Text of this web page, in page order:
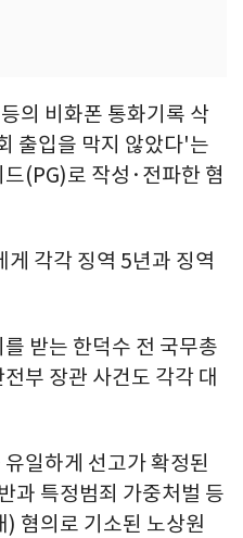
의 비화폰 통화기록 삭
출입을 막지 않았다'는
(PG)로 작성·전파한 혐
각각 징역 5년과 징역
받는 한덕수 전 국무총
부 장관 사건도 각각 대
일하게 선고가 확정된
과 특정범죄 가중처벌 등
혐의로 기소된 노상원